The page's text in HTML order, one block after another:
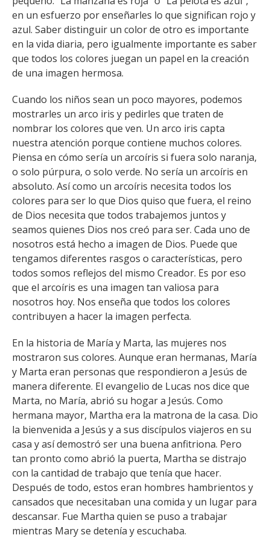
en un esfuerzo por enseñarles lo que significan rojo y
azul. Saber distinguir un color de otro es importante
en la vida diaria, pero igualmente importante es saber
que todos los colores juegan un papel en la creación
de una imagen hermosa.
Cuando los niños sean un poco mayores, podemos
mostrarles un arco iris y pedirles que traten de
nombrar los colores que ven. Un arco iris capta
nuestra atención porque contiene muchos colores.
Piensa en cómo sería un arcoíris si fuera solo naranja,
o solo púrpura, o solo verde. No sería un arcoíris en
absoluto. Así como un arcoíris necesita todos los
colores para ser lo que Dios quiso que fuera, el reino
de Dios necesita que todos trabajemos juntos y
seamos quienes Dios nos creó para ser. Cada uno de
nosotros está hecho a imagen de Dios. Puede que
tengamos diferentes rasgos o características, pero
todos somos reflejos del mismo Creador. Es por eso
que el arcoíris es una imagen tan valiosa para
nosotros hoy. Nos enseña que todos los colores
contribuyen a hacer la imagen perfecta.
En la historia de María y Marta, las mujeres nos
mostraron sus colores. Aunque eran hermanas, María
y Marta eran personas que respondieron a Jesús de
manera diferente. El evangelio de Lucas nos dice que
Marta, no María, abrió su hogar a Jesús. Como
hermana mayor, Martha era la matrona de la casa. Dio
la bienvenida a Jesús y a sus discípulos viajeros en su
casa y así demostró ser una buena anfitriona. Pero
tan pronto como abrió la puerta, Martha se distrajo
con la cantidad de trabajo que tenía que hacer.
Después de todo, estos eran hombres hambrientos y
cansados ​​que necesitaban una comida y un lugar para
descansar. Fue Martha quien se puso a trabajar
mientras Mary se detenía y escuchaba.